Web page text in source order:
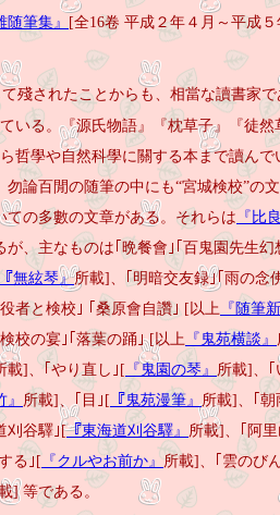
筆集』 [全16卷 平成２年４月～平成
殘されたことからも、相當な讀書家
いる。『源氏物語』『枕草子』『徒
哲學や自然科學に關する本まで讀んで
勿論百閒の随筆の中にも“宮城検校”の
ての多數の文章がある。それらは 『比
が、主なものは｢晩餐會｣｢百鬼園先生幻
『無絃琴』所載]、｢明暗交友録｣｢雨の念
役者と検校｣ ｢桑原會自讚｣ [以上 『随筆
検校の宴｣｢落葉の踊｣ [以上 『鬼苑横談』
載]、｢やり直し｣[ 『鬼園の琴』 所載]、｢
』 所載]、｢目｣[ 『鬼苑漫筆』所載]、｢朝
刈谷驛｣[『東海道刈谷驛』 所載]、｢阿
る｣[ 『クルやお前か』所載]、｢雲のび
] 等である。